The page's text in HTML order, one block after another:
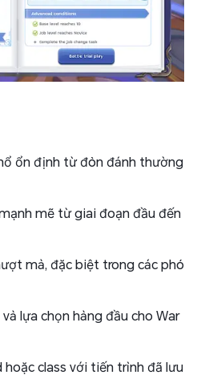
ổn định từ đòn đánh thường
mẽ từ giai đoạn đầu đến
mà, đặc biệt trong các phó
lựa chọn hàng đầu cho War
class với tiến trình đã lưu